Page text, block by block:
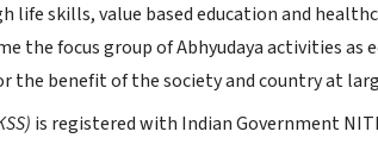
life skills, value based education and
the focus group of Abhyudaya activities
the benefit of the society and country at
is registered with Indian Government